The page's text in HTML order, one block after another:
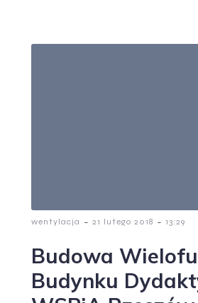
wentylacja - 21 lutego 2018 - 13:29
Budowa
Budynku